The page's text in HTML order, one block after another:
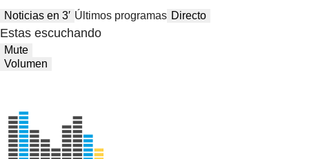
Noticias en 3′ Últimos programas Directo
Estas escuchando
Mute
Volumen